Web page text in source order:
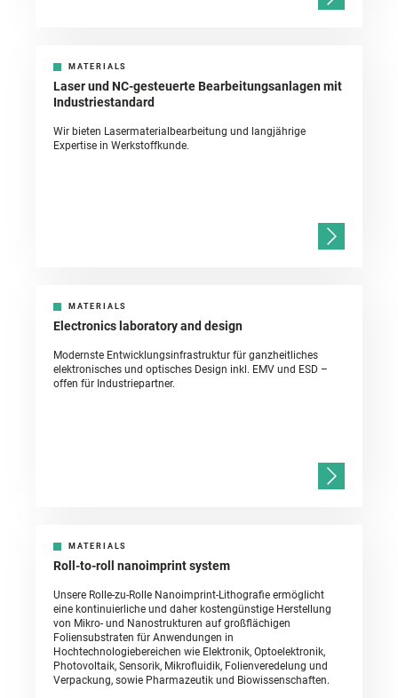
MATERIALS
Laser und NC-gesteuerte Bearbeitungsanlagen mit
Industriestandard
Wir bieten Lasermaterialbearbeitung und langjährige
Expertise in Werkstoffkunde.
MATERIALS
Electronics laboratory and design
Modernste Entwicklungsinfrastruktur für ganzheitliches
elektronisches und optisches Design inkl. EMV und ESD –
offen für Industriepartner.
MATERIALS
Roll-to-roll nanoimprint system
Unsere Rolle-zu-Rolle Nanoimprint-Lithografie ermöglicht
eine kontinuierliche und daher kostengünstige Herstellung
von Mikro- und Nanostrukturen auf großflächigen
Foliensubstraten für Anwendungen in
Hochtechnologiebereichen wie Elektronik, Optoelektronik,
Photovoltaik, Sensorik, Mikrofluidik, Folienveredelung und
Verpackung, sowie Pharmazeutik und Biowissenschaften.